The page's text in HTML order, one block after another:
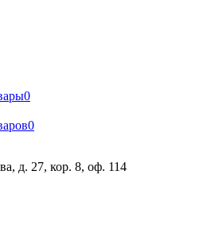
0
0
д. 27, кор. 8, оф. 114